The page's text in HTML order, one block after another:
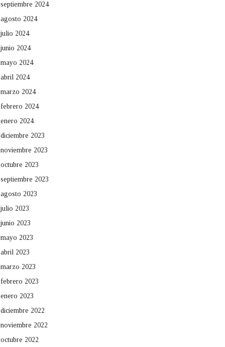
septiembre 2024
agosto 2024
julio 2024
junio 2024
mayo 2024
abril 2024
marzo 2024
febrero 2024
enero 2024
diciembre 2023
noviembre 2023
octubre 2023
septiembre 2023
agosto 2023
julio 2023
junio 2023
mayo 2023
abril 2023
marzo 2023
febrero 2023
enero 2023
diciembre 2022
noviembre 2022
octubre 2022